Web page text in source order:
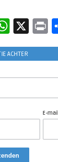
X
ACHTER
E-